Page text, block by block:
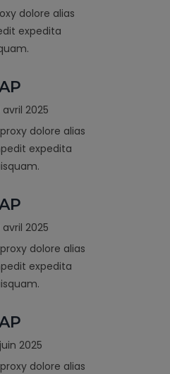
dolore alias
expedita
avril 2025
dolore alias
expedita
avril 2025
dolore alias
expedita
2025
dolore alias